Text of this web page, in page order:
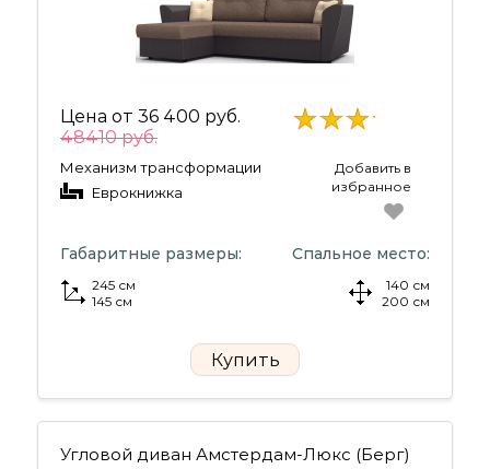
Цена от 36 400 руб.
48410 руб.
Механизм трансформации
Еврокнижка
Добавить в
избранное
Габаритные размеры:
245 см
145 см
Спальное место:
140 см
200 см
Купить
Угловой диван Амстердам-Люкс (Берг)